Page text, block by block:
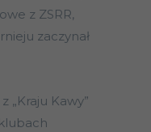
z ZSRR,
zaczynał
„Kraju Kawy”